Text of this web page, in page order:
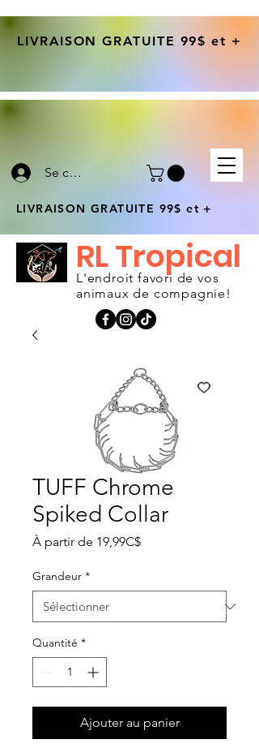
Se connecter
LIVRAISON GRATUITE 99$ et +
L'endroit favori de vos
animaux de compagnie!
RL Tropical
LIVRAISON GRATUITE 99$ et +
TUFF Chrome
Spiked Collar
À partir de 19,99C$Prix
Grandeur *
Quantité *
Ajouter au panier